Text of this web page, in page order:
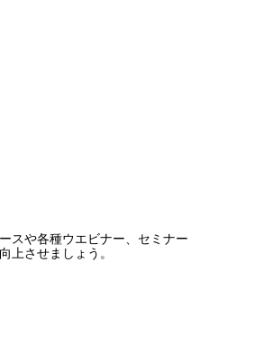
スや各種ウエビナー、セミナー
上させましょう。